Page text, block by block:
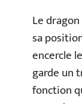
Le
sa
encercle
garde un
fonction